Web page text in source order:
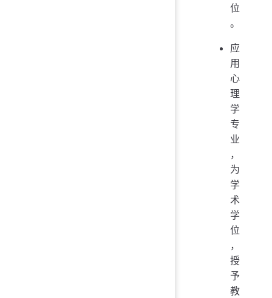
位
。
应
用
心
理
学
专
业
，
为
学
术
学
位
，
授
予
教